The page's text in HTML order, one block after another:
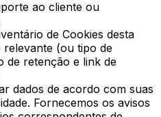
ao cliente ou
de Cookies desta
(ou tipo de
de retenção e link de
dados de acordo com suas
Fornecemos os avisos